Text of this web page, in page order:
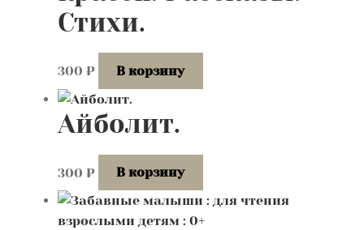
Стихи.
300 ₽ В корзину
Айболит.
300 ₽ В корзину